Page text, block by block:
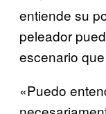
entiende su
peleador
escenario
«Puedo